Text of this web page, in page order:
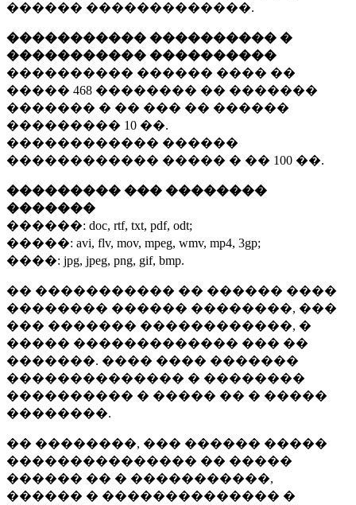
������ �������������.
����������� ���������� �
����������� ����������
���������� ������ ���� ��
����� 468 �������� �� �������
������� � �� ��� �� ������
��������� 10 ��.
������������ ������
������������ ����� � �� 100 ��.
��������� ��� ��������
�������
������: doc, rtf, txt, pdf, odt;
�����: avi, flv, mov, mpeg, wmv, mp4, 3gp;
����: jpg, jpeg, png, gif, bmp.
�� ����������� �� ������ ����
�������� ������ ��������, ���
��� ������� ������������, �
����� ������������� ��� ��
�������. ���� ���� �������
�������������� � ��������
���������� � ����� �� � �����
��������.
�� ��������, ��� ������ �����
��������������� �� �����
������ �� � �����������,
������ � �������������� �